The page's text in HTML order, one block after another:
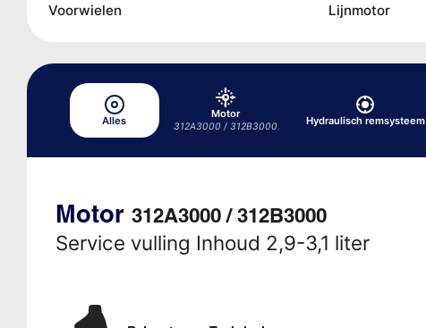
Voorwielen Lijnmotor
Alles
Motor
312A3000 / 312B3000 Hydraulisch remsysteem
Motor 312A3000 / 312B3000
Service vulling Inhoud 2,9-3,1 liter